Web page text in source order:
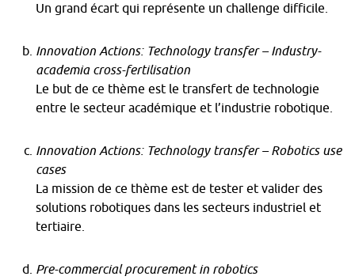
Un grand écart qui représente un challenge difficile.
Innovation Actions: Technology transfer – Industry-
academia cross-fertilisation
Le but de ce thème est le transfert de technologie
entre le secteur académique et l’industrie robotique.
Innovation Actions: Technology transfer – Robotics use
cases
La mission de ce thème est de tester et valider des
solutions robotiques dans les secteurs industriel et
tertiaire.
Pre-commercial procurement in robotics